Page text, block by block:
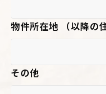
物件所在地 （以降の住
その他